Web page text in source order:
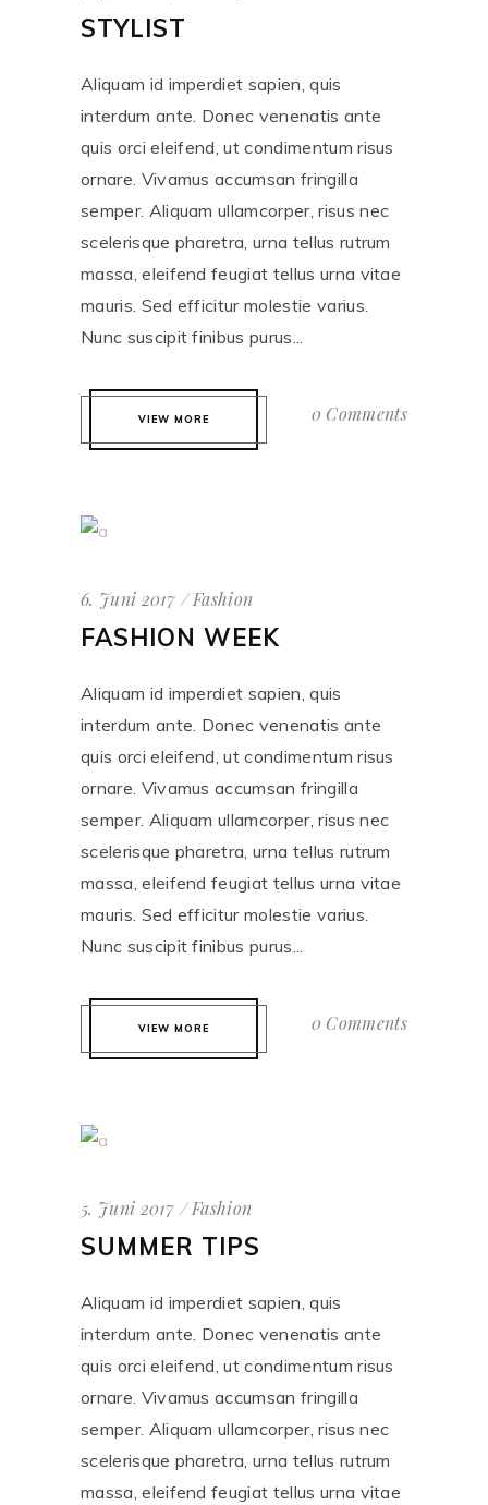
STYLIST
Aliquam id imperdiet sapien, quis
interdum ante. Donec venenatis ante
quis orci eleifend, ut condimentum risus
ornare. Vivamus accumsan fringilla
semper. Aliquam ullamcorper, risus nec
scelerisque pharetra, urna tellus rutrum
massa, eleifend feugiat tellus urna vitae
mauris. Sed efficitur molestie varius.
Nunc suscipit finibus purus...
VIEW MORE 0 Comments
6. Juni 2017 Fashion
FASHION WEEK
Aliquam id imperdiet sapien, quis
interdum ante. Donec venenatis ante
quis orci eleifend, ut condimentum risus
ornare. Vivamus accumsan fringilla
semper. Aliquam ullamcorper, risus nec
scelerisque pharetra, urna tellus rutrum
massa, eleifend feugiat tellus urna vitae
mauris. Sed efficitur molestie varius.
Nunc suscipit finibus purus...
VIEW MORE 0 Comments
5. Juni 2017 Fashion
SUMMER TIPS
Aliquam id imperdiet sapien, quis
interdum ante. Donec venenatis ante
quis orci eleifend, ut condimentum risus
ornare. Vivamus accumsan fringilla
semper. Aliquam ullamcorper, risus nec
scelerisque pharetra, urna tellus rutrum
massa, eleifend feugiat tellus urna vitae